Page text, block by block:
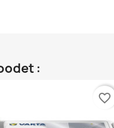
:
favorite_border